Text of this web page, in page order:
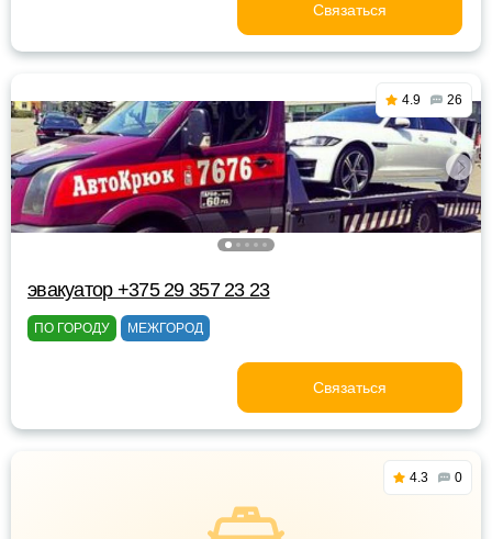
Связаться
4.9 26
эвакуатор +375 29 357 23 23
ПО ГОРОДУ МЕЖГОРОД
Связаться
4.3 0